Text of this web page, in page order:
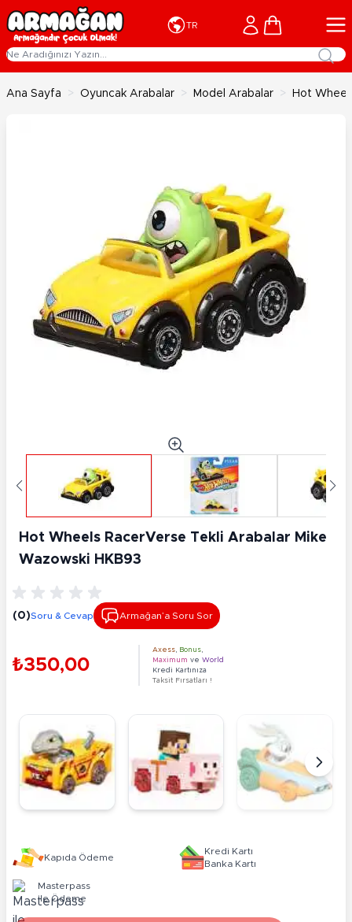
İçeriğe geç
TR Cart
Ana Sayfa > Oyuncak Arabalar > Model Arabalar > Hot
Hot Wheels RacerVerse Tekli Arabalar Mike
Wazowski HKB93
(0)Soru & Cevap Armağan’a Soru Sor
₺350,00
Axess Bonus
Maximum ve World
Kredi Kartınıza
Taksit Fırsatları !
Kapıda Ödeme
Kredi Kartı
Banka Kartı
Masterpass
ile Ödeme